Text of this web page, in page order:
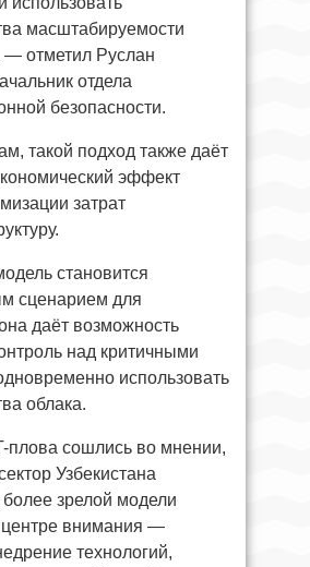
масштабируемости
— отметил Руслан
отдела
безопасности.
такой подход также даёт
эффект
затрат
становится
сценарием для
даёт возможность
над критичными
использовать
облака.
плова сошлись во мнении,
Узбекистана
более зрелой модели
центре внимания —
технологий,